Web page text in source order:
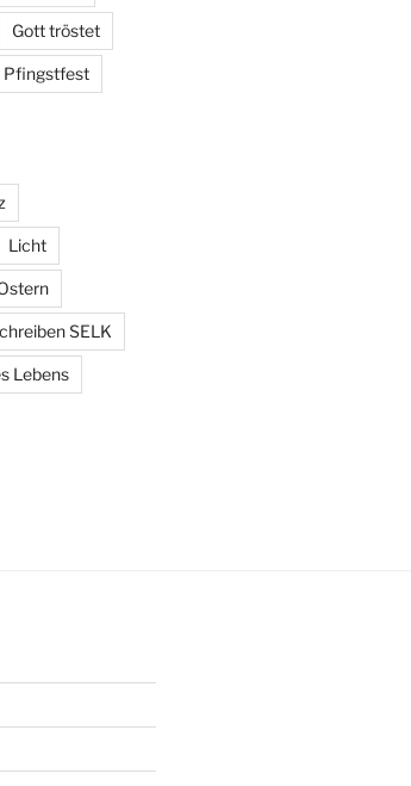
Gott tröstet
Pfingstfest
Licht
SELK
Lebens